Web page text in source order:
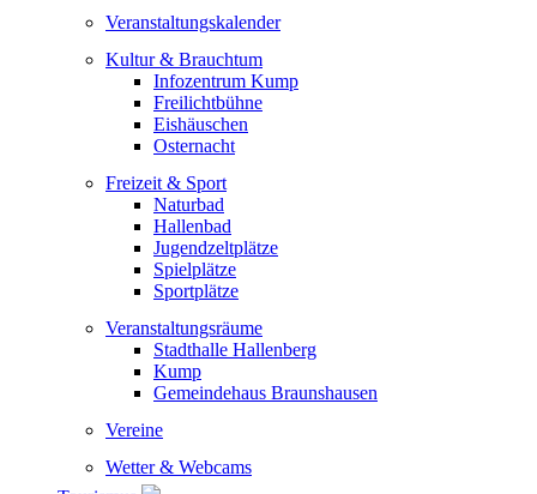
Veranstaltungskalender
Kultur & Brauchtum
Infozentrum Kump
Freilichtbühne
Eishäuschen
Osternacht
Freizeit & Sport
Naturbad
Hallenbad
Jugendzeltplätze
Spielplätze
Sportplätze
Veranstaltungsräume
Stadthalle Hallenberg
Kump
Gemeindehaus Braunshausen
Vereine
Wetter & Webcams